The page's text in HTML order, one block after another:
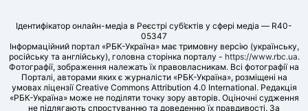
Ідентифікатор онлайн-медіа в Реєстрі суб’єктів у сфері медіа — R40-
05347
Інформаційний портал «РБК-Україна» має тримовну версію (українську,
російську та англійську), головна сторінка порталу - https://www.rbc.ua.
Фотографії, зображення належать їх правовласникам. Всі фотографії на
Порталі, авторами яких є журналісти «РБК-Україна», розміщені на
умовах ліцензії Creative Commons Attribution 4.0 International. Редакція
«РБК-Україна» може не поділяти точку зору авторів. Оціночні судження
не підлягають спростуванню та доведенню їх правдивості. За